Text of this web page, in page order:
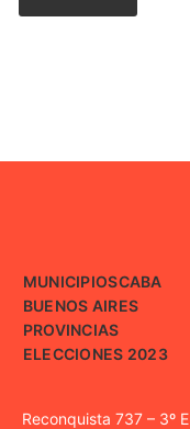
MUNICIPIOSCABA
BUENOS AIRES
PROVINCIAS
ELECCIONES 2023
Reconquista 737 – 3º E